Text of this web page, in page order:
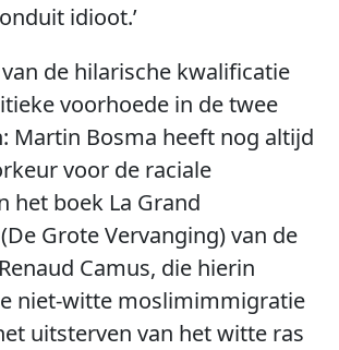
idioot.’
van de hilarische kwalificatie
voorhoede in de twee
Martin Bosma heeft nog altijd
voor de raciale
het boek La Grand
Grote Vervanging) van de
Camus, die hierin
niet-witte moslimimmigratie
uitsterven van het witte ras